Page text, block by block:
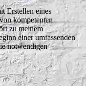
Erstellen eines
kompetenten
zu meinem
einer umfassenden
notwendigen